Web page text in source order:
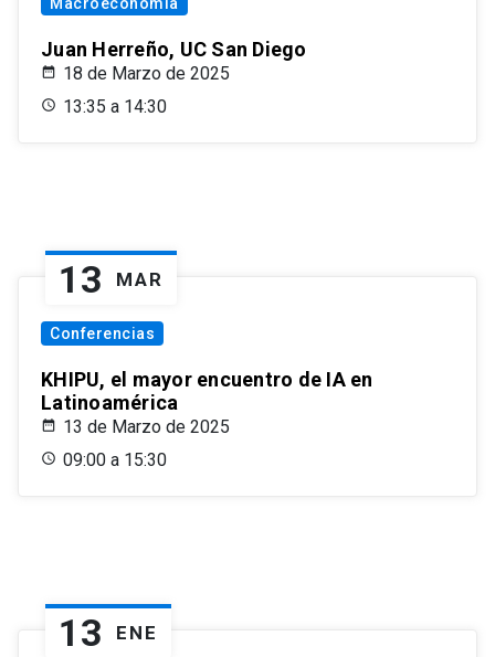
Juan Herreño, UC San Diego
18 de Marzo de 2025
13:35 a 14:30
13 MAR
Conferencias
KHIPU, el mayor encuentro de IA en
Latinoamérica
13 de Marzo de 2025
09:00 a 15:30
13 ENE